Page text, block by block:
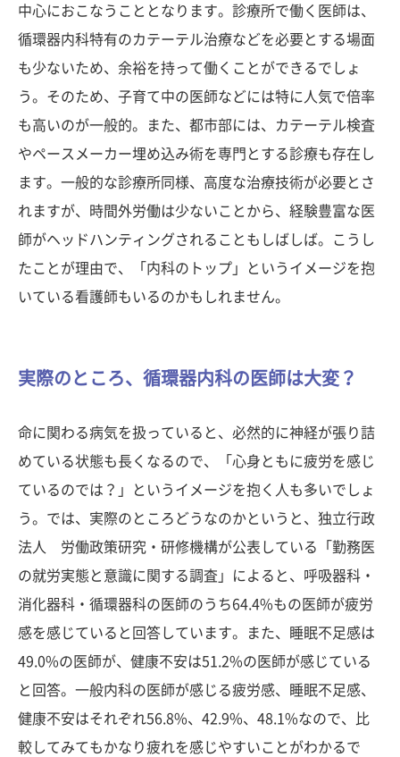
中心におこなうこととなります。診療所で働く医師は、
循環器内科特有のカテーテル治療などを必要とする場面
も少ないため、余裕を持って働くことができるでしょ
う。そのため、子育て中の医師などには特に人気で倍率
も高いのが一般的。また、都市部には、カテーテル検査
やペースメーカー埋め込み術を専門とする診療も存在し
ます。一般的な診療所同様、高度な治療技術が必要とさ
れますが、時間外労働は少ないことから、経験豊富な医
師がヘッドハンティングされることもしばしば。こうし
たことが理由で、「内科のトップ」というイメージを抱
いている看護師もいるのかもしれません。
実際のところ、循環器内科の医師は大変？
命に関わる病気を扱っていると、必然的に神経が張り詰
めている状態も長くなるので、「心身ともに疲労を感じ
ているのでは？」というイメージを抱く人も多いでしょ
う。では、実際のところどうなのかというと、独立行政
法人 労働政策研究・研修機構が公表している「勤務医
の就労実態と意識に関する調査」によると、呼吸器科・
消化器科・循環器科の医師のうち64.4%もの医師が疲労
感を感じていると回答しています。また、睡眠不足感は
49.0%の医師が、健康不安は51.2%の医師が感じている
と回答。一般内科の医師が感じる疲労感、睡眠不足感、
健康不安はそれぞれ56.8%、42.9%、48.1%なので、比
較してみてもかなり疲れを感じやすいことがわかるで